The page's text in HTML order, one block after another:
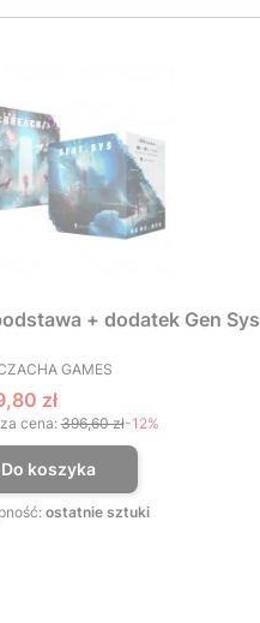
+ dodatek Gen Sys
PRODUCENT
GAMES
promocyjna
zł
cena: 396,60 zł-12%
Do koszyka
ostatnie sztuki